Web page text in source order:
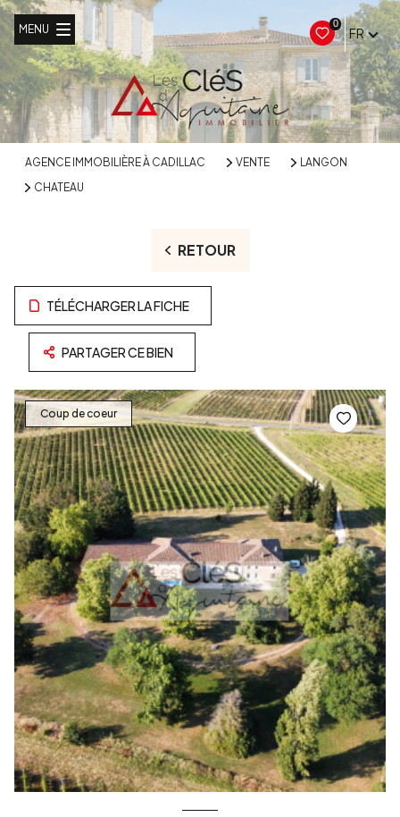
0
FR
MENU
AGENCE IMMOBILIÈRE À CADILLAC VENTE
LANGON
CHATEAU
RETOUR
TÉLÉCHARGER LA FICHE
PARTAGER CE BIEN
Coup de coeur